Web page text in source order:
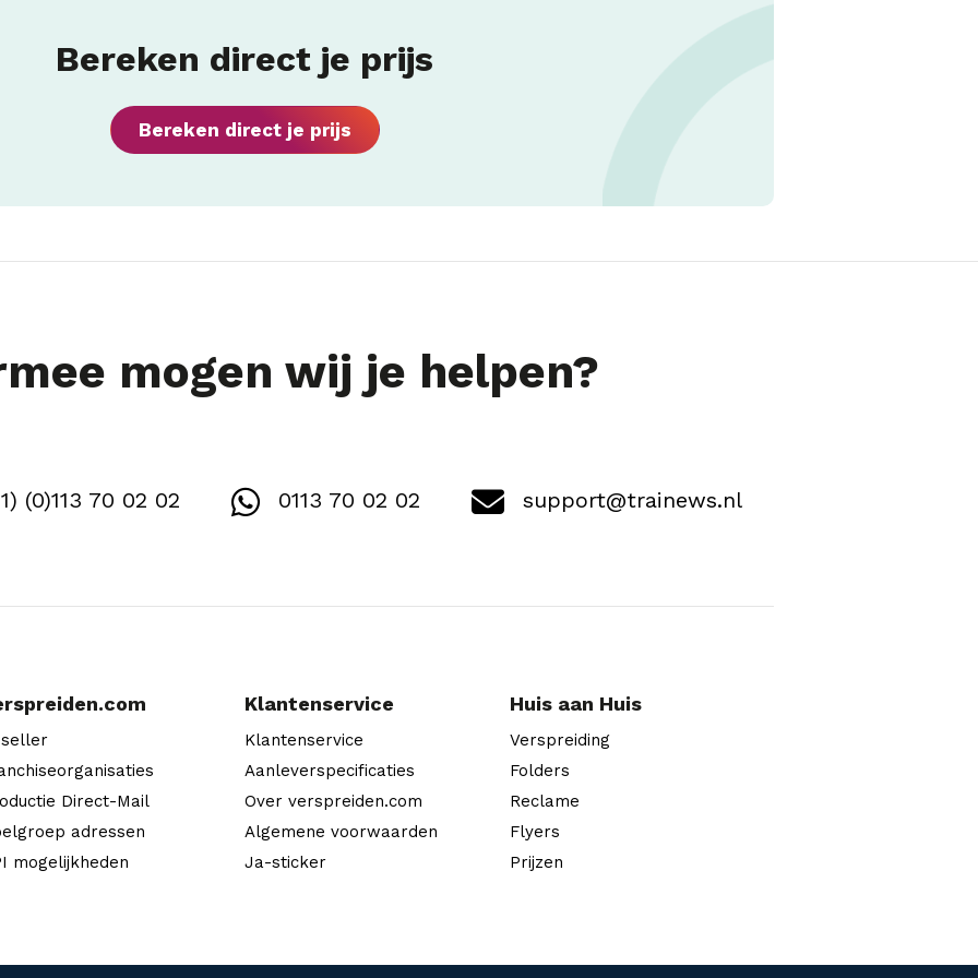
Bereken direct je prijs
Bereken direct je prijs
mogen wij je helpen?
(0)113 70 02 02 0113 70 02 02 support@trainews.nl
Direct-Mail
adressen
mogelijkheden
Klantenservice
Klantenservice
Aanleverspecificaties
Over verspreiden.com
Algemene voorwaarden
Ja-sticker
Huis aan Huis
Verspreiding
Folders
Reclame
Flyers
Prijzen